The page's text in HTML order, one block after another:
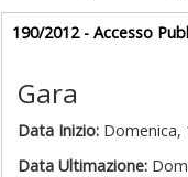
Gare
190/2012 - Accesso
Gara
Data Inizio: Domenica,
Data Ultimazione: